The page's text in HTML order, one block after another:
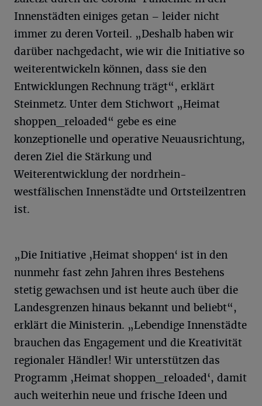
Innenstädten einiges getan – leider nicht
immer zu deren Vorteil. „Deshalb haben wir
darüber nachgedacht, wie wir die Initiative so
weiterentwickeln können, dass sie den
Entwicklungen Rechnung trägt“, erklärt
Steinmetz. Unter dem Stichwort „Heimat
shoppen_reloaded“ gebe es eine
konzeptionelle und operative Neuausrichtung,
deren Ziel die Stärkung und
Weiterentwicklung der nordrhein-
westfälischen Innenstädte und Ortsteilzentren
ist.
„Die Initiative ‚Heimat shoppen‘ ist in den
nunmehr fast zehn Jahren ihres Bestehens
stetig gewachsen und ist heute auch über die
Landesgrenzen hinaus bekannt und beliebt“,
erklärt die Ministerin. „Lebendige Innenstädte
brauchen das Engagement und die Kreativität
regionaler Händler! Wir unterstützen das
Programm ‚Heimat shoppen_reloaded‘, damit
auch weiterhin neue und frische Ideen und